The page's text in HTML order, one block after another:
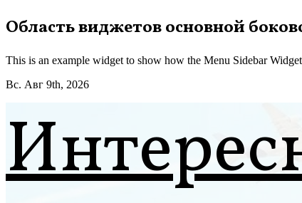
Перейти
к
Область виджетов основной
This is an example widget to show how the Menu Sidebar
Вс. Авг 9th, 2026